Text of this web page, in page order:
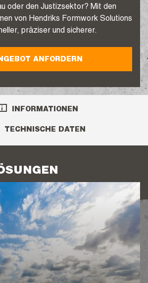
oder den Justizsektor? Mit den
von Hendriks Formwork Solutions
präziser und sicherer.
ANFORDERN
INFORMATIONEN
TECHNISCHE DATEN